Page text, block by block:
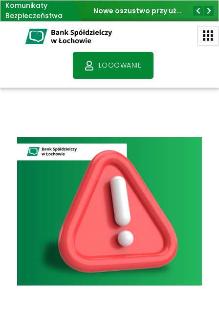
Komunikaty
Bezpieczeństwa
Nowe oszustwo przy użyciu BLIK
LOGOWANIE